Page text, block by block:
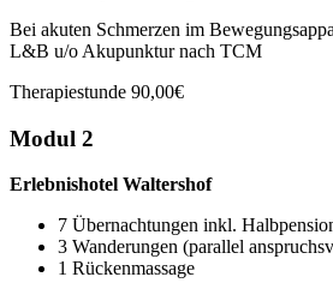
Bei akuten Schmerzen im
L&B u/o Akupunktur nach TCM
Therapiestunde 90,00€
Modul 2
Erlebnishotel Waltershof
7 Übernachtungen inkl.
3 Wanderungen (parallel
1 Rückenmassage